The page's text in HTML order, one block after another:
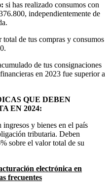
si has realizado consumos con
independientemente de
total de tus compras y consumos
de tus consignaciones
en 2023 fue superior a
QUE DEBEN
EN 2024:
ingresos y bienes en el país
tributaria. Deben
sobre el valor total de su
electrónica en
frecuentes